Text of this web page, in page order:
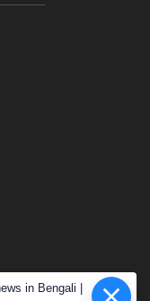
in Bengali |